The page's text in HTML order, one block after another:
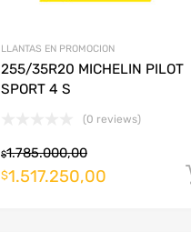
LLANTAS EN PROMOCION
255/35R20 MICHELIN PILOT
SPORT 4 S
(0 reviews)
$1.785.000,00
$1.517.250,00